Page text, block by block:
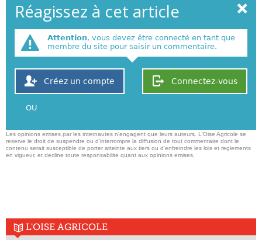
Réagissez à cet article
Attention, vous devez être connecté en tant que
membre du site pour saisir un commentaire.
Connectez-vous
Créez un compte
OU
Les opinions emises par les internautes n'engagent que leurs auteurs. L'Oise Agricole se
reserve le droit de suspendre ou d'interrompre la diffusion de tout commentaire dont le
contenu serait susceptible de porter atteinte aux tiers ou d'enfreindre les lois et reglements
en vigueur, et decline toute responsabilite quant aux opinions emises,
L'OISE AGRICOLE